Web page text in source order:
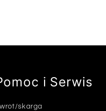
i Serwis
skarga